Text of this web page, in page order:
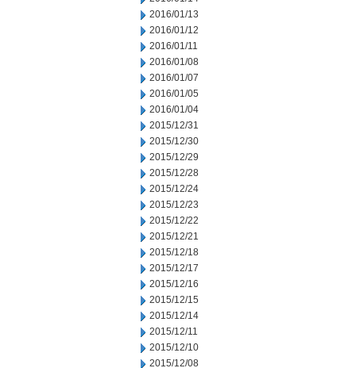
2016/01/13
2016/01/12
2016/01/11
2016/01/08
2016/01/07
2016/01/05
2016/01/04
2015/12/31
2015/12/30
2015/12/29
2015/12/28
2015/12/24
2015/12/23
2015/12/22
2015/12/21
2015/12/18
2015/12/17
2015/12/16
2015/12/15
2015/12/14
2015/12/11
2015/12/10
2015/12/08